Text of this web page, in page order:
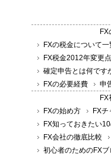
FX
FXの税金について一
FX税金2012年変更点
確定申告とは何です
FXの必要経費
申
FX
FXの始め方
FXチ
FX知っておきたい
FX会社の徹底比較
初心者のためのFXブ